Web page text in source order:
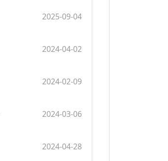
2025-09-04
2024-04-02
2024-02-09
2024-03-06
2024-04-28